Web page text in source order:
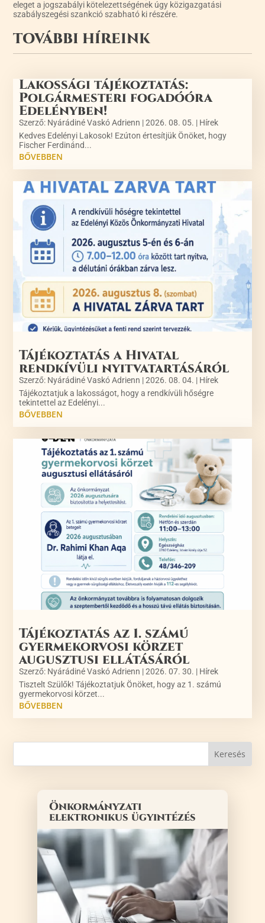
eleget a jogszabályi kötelezettségének úgy közigazgatási
szabályszegési szankció szabható ki részére.
TOVÁBBI HÍREINK
Lakossági tájékoztatás:
Polgármesteri fogadóóra
Edelényben!
Szerző: Nyárádiné Vaskó Adrienn |2026. 08. 05. | Hírek
Kedves Edelényi Lakosok! Ezúton értesítjük Önöket, hogy
Fischer Ferdinánd...
BŐVEBBEN
Tájékoztatás a Hivatal
rendkívüli nyitvatartásáról
Szerző: Nyárádiné Vaskó Adrienn |2026. 08. 04. | Hírek
Tájékoztatjuk a lakosságot, hogy a rendkívüli hőségre
tekintettel az Edelényi...
BŐVEBBEN
Tájékoztatás az 1. számú
gyermekorvosi körzet
augusztusi ellátásáról
Szerző: Nyárádiné Vaskó Adrienn |2026. 07. 30. | Hírek
Tisztelt Szülők! Tájékoztatjuk Önöket, hogy az 1. számú
gyermekorvosi körzet...
BŐVEBBEN
Önkormányzati
elektronikus ügyintézés